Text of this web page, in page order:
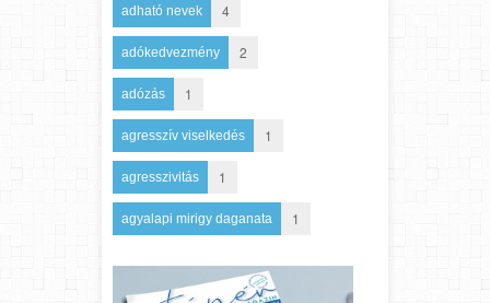
adható nevek 4
adókedvezmény 2
adózás 1
agresszív viselkedés 1
agresszivitás 1
agyalapi mirigy daganata 1